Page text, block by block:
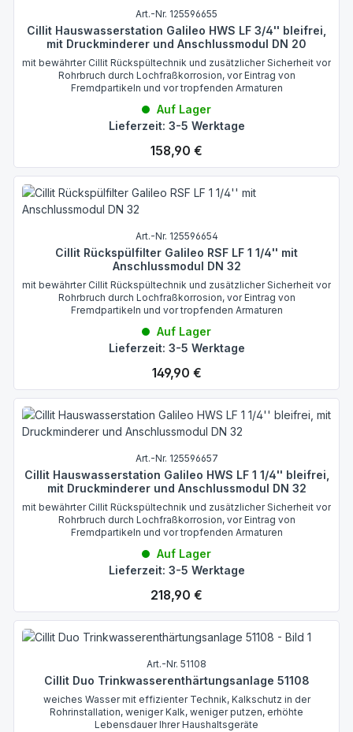
Art.-Nr. 125596655
Cillit Hauswasserstation Galileo HWS LF 3/4'' bleifrei,
mit Druckminderer und Anschlussmodul DN 20
mit bewährter Cillit Rückspültechnik und zusätzlicher Sicherheit vor
Rohrbruch durch Lochfraßkorrosion, vor Eintrag von
Fremdpartikeln und vor tropfenden Armaturen
Auf Lager
Lieferzeit: 3-5 Werktage
Regulärer Preis:
158,90 €
Art.-Nr. 125596654
Cillit Rückspülfilter Galileo RSF LF 1 1/4'' mit
Anschlussmodul DN 32
mit bewährter Cillit Rückspültechnik und zusätzlicher Sicherheit vor
Rohrbruch durch Lochfraßkorrosion, vor Eintrag von
Fremdpartikeln und vor tropfenden Armaturen
Auf Lager
Lieferzeit: 3-5 Werktage
Regulärer Preis:
149,90 €
Art.-Nr. 125596657
Cillit Hauswasserstation Galileo HWS LF 1 1/4'' bleifrei,
mit Druckminderer und Anschlussmodul DN 32
mit bewährter Cillit Rückspültechnik und zusätzlicher Sicherheit vor
Rohrbruch durch Lochfraßkorrosion, vor Eintrag von
Fremdpartikeln und vor tropfenden Armaturen
Auf Lager
Lieferzeit: 3-5 Werktage
Regulärer Preis:
218,90 €
Art.-Nr. 51108
Cillit Duo Trinkwasserenthärtungsanlage 51108
weiches Wasser mit effizienter Technik, Kalkschutz in der
Rohrinstallation, weniger Kalk, weniger putzen, erhöhte
Lebensdauer Ihrer Haushaltsgeräte